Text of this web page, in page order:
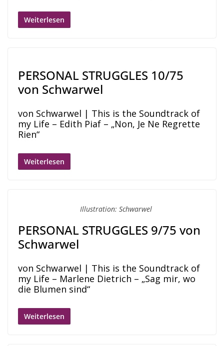
Weiterlesen
PERSONAL STRUGGLES 10/75
von Schwarwel
von Schwarwel | This is the Soundtrack of
my Life – Edith Piaf – „Non, Je Ne Regrette
Rien“
Weiterlesen
Illustration: Schwarwel
PERSONAL STRUGGLES 9/75 von
Schwarwel
von Schwarwel | This is the Soundtrack of
my Life – Marlene Dietrich – „Sag mir, wo
die Blumen sind“
Weiterlesen